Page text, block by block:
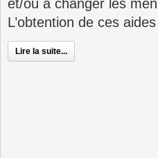
et/ou à changer les
L’obtention de ces
Lire la suite...